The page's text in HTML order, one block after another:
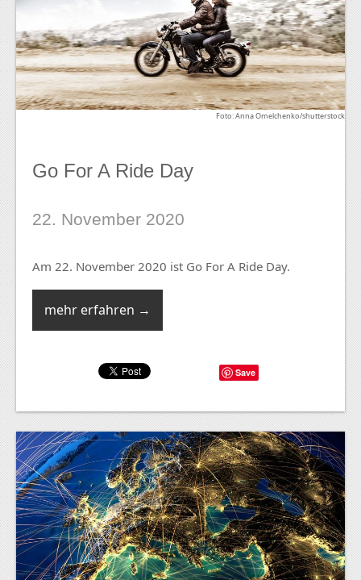
Foto: Anna Omelchenko/shutterstock
Go For A Ride Day
22. November 2020
Am 22. November 2020 ist Go For A Ride Day.
mehr erfahren →
Save